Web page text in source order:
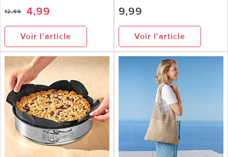
12,99 4,99
Voir l’article
9,99
Voir l’article